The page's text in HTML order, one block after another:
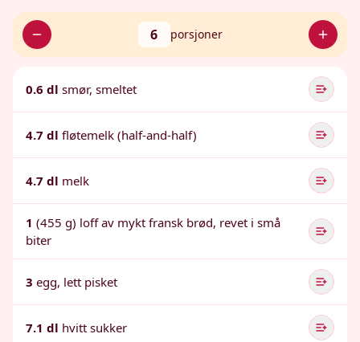
6 porsjoner
0.6 dl smør, smeltet
4.7 dl fløtemelk (half-and-half)
4.7 dl melk
1 (455 g) loff av mykt fransk brød, revet i små
biter
3 egg, lett pisket
7.1 dl hvitt sukker